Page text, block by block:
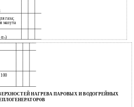
газа;
мазута
αл)
100
НАГРЕВА ПАРОВЫХ И ВОДОГРЕЙНЫХ